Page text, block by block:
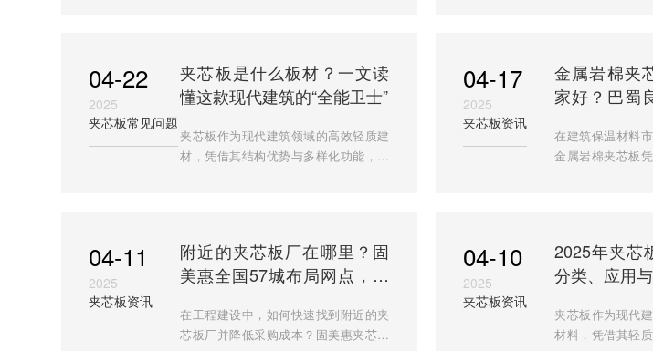
04-22
2025
夹芯板常见问题
夹芯板是什么板材？一文读
懂这款现代建筑的“全能卫士”
夹芯板作为现代建筑领域的高效轻质建
材，凭借其结构优势与多样化功能，成
04-17
2025
夹芯板资讯
金属岩棉夹
家好？巴蜀
在建筑保温材料
金属岩棉夹芯板
04-11
2025
夹芯板资讯
附近的夹芯板厂在哪里？固
美惠全国57城布局网点，就
在工程建设中，如何快速找到附近的夹
芯板厂并降低采购成本？固美惠夹芯板
04-10
2025
夹芯板资讯
2025年夹芯
分类、应用
夹芯板作为现代
材料，凭借其轻